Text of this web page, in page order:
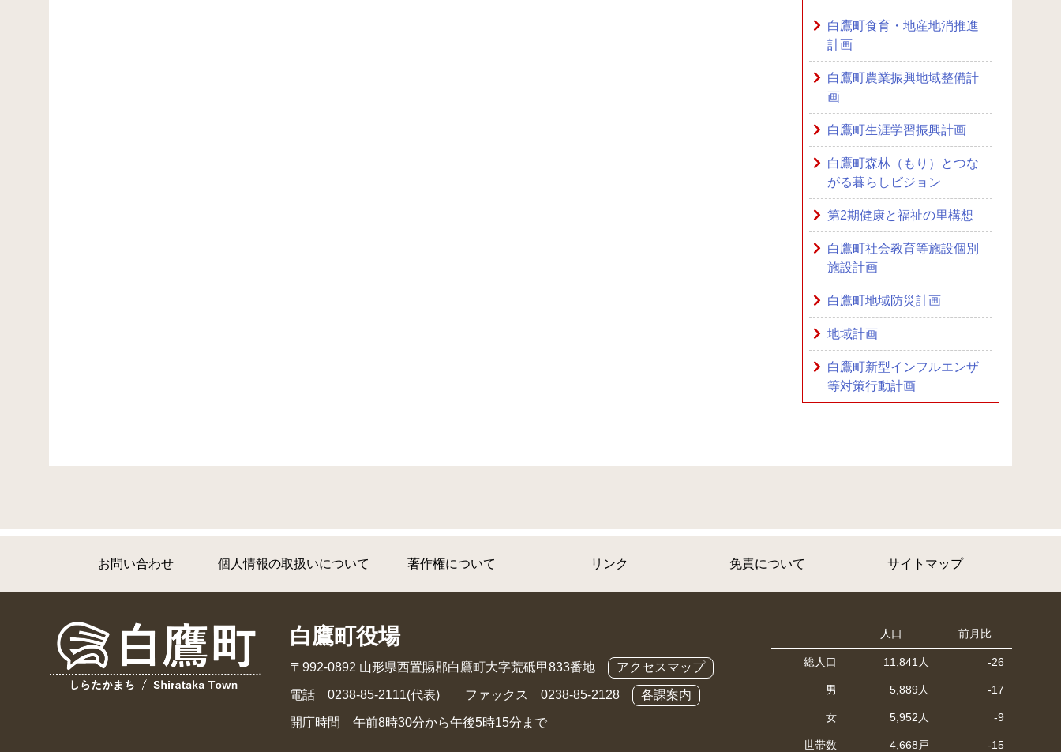
白鷹町食育・地産地消推進
計画
白鷹町農業振興地域整備計
画
白鷹町生涯学習振興計画
白鷹町森林（もり）とつな
がる暮らしビジョン
第2期健康と福祉の里構想
白鷹町社会教育等施設個別
施設計画
白鷹町地域防災計画
地域計画
白鷹町新型インフルエンザ
等対策行動計画
お問い合わせ 個人情報の取扱いについて 著作権について リンク 免責について サイトマップ
白鷹町役場
〒992-0892 山形県西置賜郡白鷹町大字荒砥甲833番地 アクセスマップ
電話 0238-85-2111(代表) ファックス 0238-85-2128 各課案内
開庁時間 午前8時30分から午後5時15分まで
人口 前月比
総人口 11,841人 -26
男 5,889人 -17
女 5,952人 -9
世帯数 4,668戸 -15